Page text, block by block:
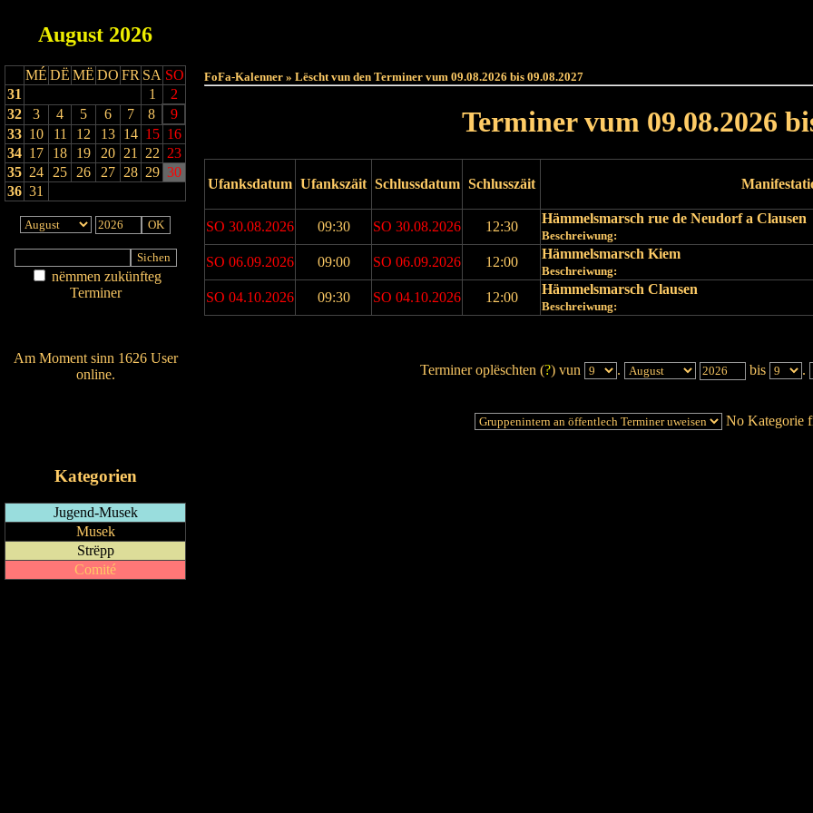
August 2026
MÉ DË MË DO FR SA SO
31
1
2
32
3 4 5 6 7 8
9
33 10 11 12 13 14 15 16
34 17 18 19 20 21 22 23
35 24 25 26 27 28 29 30
36 31
nëmmen zukünfteg
Terminer
Am Moment sinn 1626 User
online.
Kategorien
Jugend-Musek
Musek
Strëpp
Comité
FoFa-Kalenner » Lëscht vun den Terminer vum 09.08.2026 bis 09.08.2027
Terminer vum 09.08.2026
Ufanksdatum Ufankszäit Schlussdatum Schlusszäit
SO 30.08.2026 09:30 SO 30.08.2026 12:30
Hämmelsmarsch rue de Neudorf a Clausen
Beschreiwung:
SO 06.09.2026 09:00 SO 06.09.2026 12:00
Hämmelsmarsch Kiem
Beschreiwung:
SO 04.10.2026 09:30 SO 04.10.2026 12:00
Hämmelsmarsch Clausen
Beschreiwung:
Terminer oplëschten (?) vun . bis .
No Kategorie